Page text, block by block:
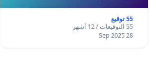
55 توقيع
55 التوقيعات / 12 أشهر
28 Sep 2025